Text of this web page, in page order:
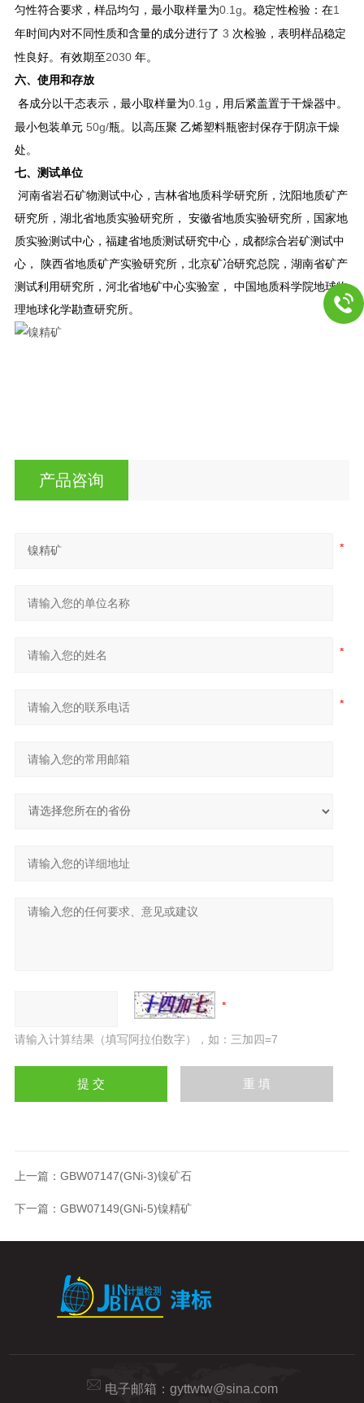
匀性符合要求，样品均匀，最小取样量为0.1g 。稳定性检验：在1
年时间内对不同性质和含量的成分进行了 3 次检验，表明样品稳定
性良好。有效期至2030 年。
六、使用和存放
各成分以干态表示，最小取样量为0.1g ，用后紧盖置于干燥器中。
最小包装单元 50g/瓶。以高压聚 乙烯塑料瓶密封保存于阴凉干燥
处。
七、测试单位
河南省岩石矿物测试中心，吉林省地质科学研究所，沈阳地质矿产
研究所，湖北省地质实验研究所， 安徽省地质实验研究所，国家地
质实验测试中心，福建省地质测试研究中心，成都综合岩矿测试中
心， 陕西省地质矿产实验研究所，北京矿冶研究总院，湖南省矿产
测试利用研究所，河北省地矿中心实验室， 中国地质科学院地球物
理地球化学勘查研究所。
产品咨询
请输入计算结果（填写阿拉伯数字），如：三加四=7
上一篇： GBW07147(GNi-3)镍矿石
下一篇： GBW07149(GNi-5)镍精矿
电子邮箱： gyttwtw@sina.com